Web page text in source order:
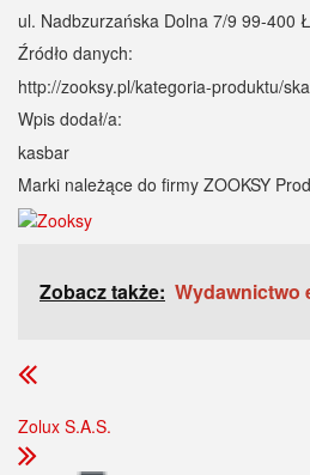
ul. Nadbzurzańska Dolna 7/9 99-400
Źródło danych:
http://zooksy.pl/kategoria-produktu/
Wpis dodał/a:
kasbar
Marki należące do firmy ZOOKSY
Zobacz także: Wydawnictwo
Zolux S.A.S.